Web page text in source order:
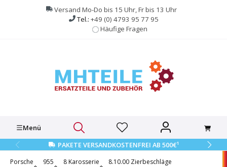
springen
Versand Mo-Do bis 15 Uhr, Fr bis 13 Uhr
Tel.: +49 (0) 4793 95 77 95
Häufige Fragen
Menü
PAKETE VERSANDKOSTENFREI AB 500€1
Porsche 955 8 Karosserie 8.10.00 Zierbeschläge